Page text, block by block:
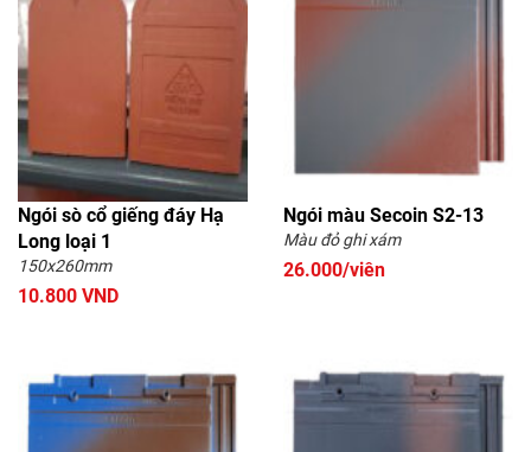
Ngói sò cổ giếng đáy Hạ
Long loại 1
150x260mm
10.800 VND
Ngói màu Secoin S2-13
Màu đỏ ghi xám
26.000/viên